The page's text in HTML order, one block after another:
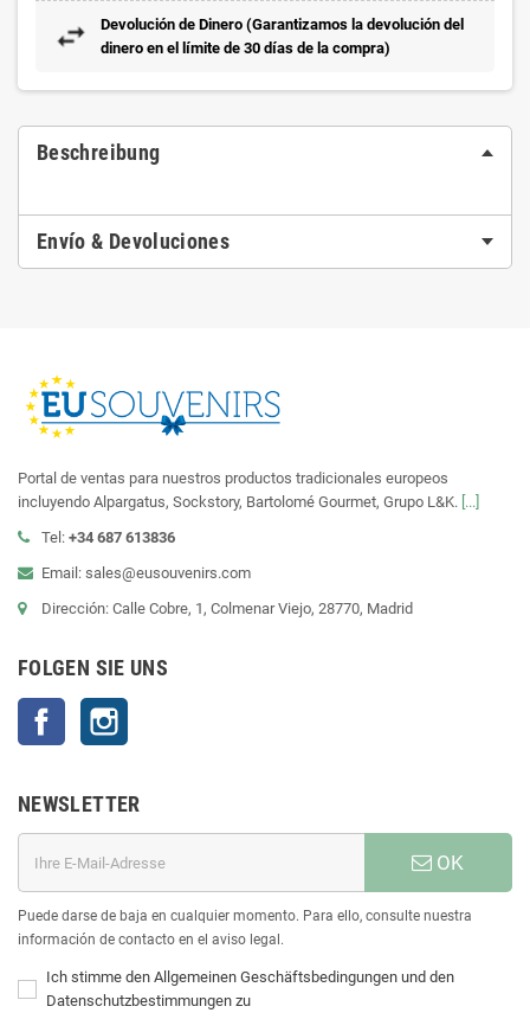
Devolución de Dinero (Garantizamos la devolución del
dinero en el límite de 30 días de la compra)
Beschreibung
Envío & Devoluciones
Portal de ventas para nuestros productos tradicionales europeos
incluyendo Alpargatus, Sockstory, Bartolomé Gourmet, Grupo L&K. [...]
Tel: +34 687 613836
Email: sales@eusouvenirs.com
Dirección: Calle Cobre, 1, Colmenar Viejo, 28770, Madrid
FOLGEN SIE UNS
Facebook
NEWSLETTER
OK
Puede darse de baja en cualquier momento. Para ello, consulte nuestra
información de contacto en el aviso legal.
Ich stimme den Allgemeinen Geschäftsbedingungen und den
Datenschutzbestimmungen zu